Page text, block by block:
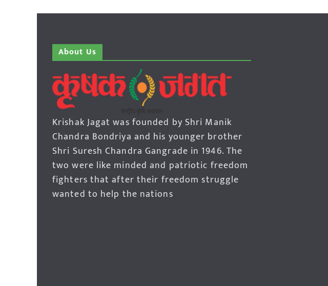
About Us
Krishak Jagat was founded by Shri Manik
Chandra Bondriya and his younger brother
Shri Suresh Chandra Gangrade in 1946. The
two were like minded and patriotic freedom
fighters that after their freedom struggle
wanted to help the nations